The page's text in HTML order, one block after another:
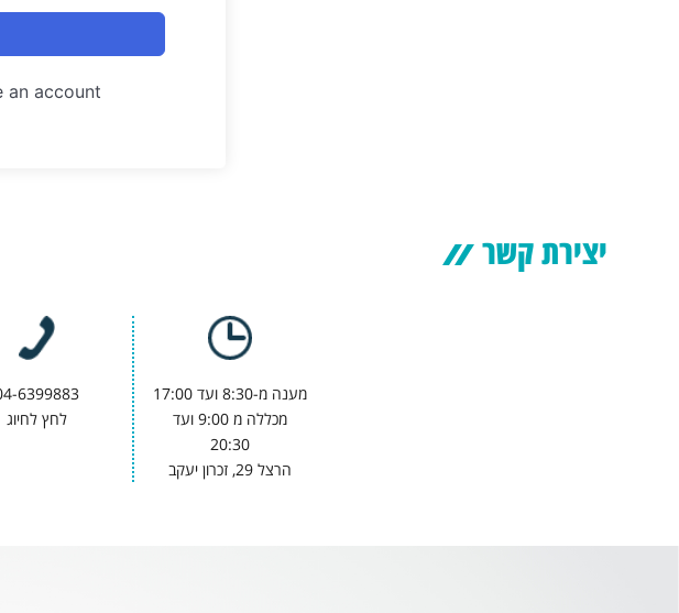
account?
יצירת קשר
מענה מ-8:30 ועד 17:00
מכללה מ 9:00 ועד
20:30
הרצל 29, זכרון יעקב
6399883
לחץ לחיוג